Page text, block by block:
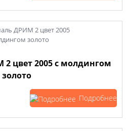
цвет 2005 с молдингом
золото
Подробнее